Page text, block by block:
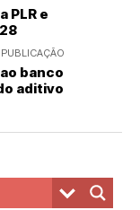
PLR e
banco
aditivo